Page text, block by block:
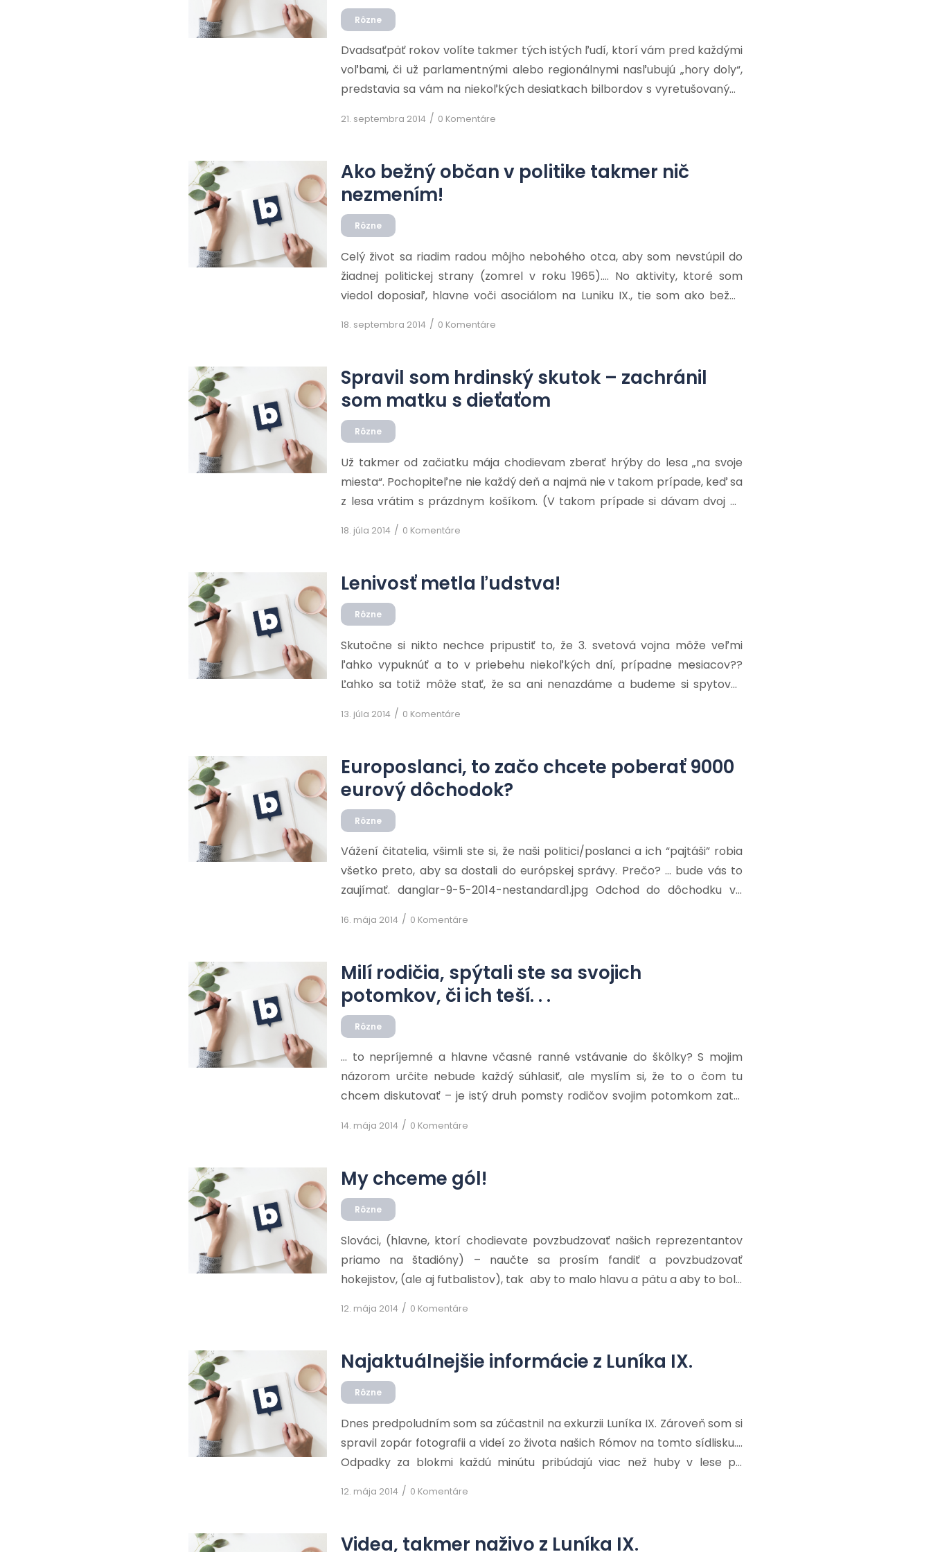
Rôzne
Dvadsaťpäť rokov volíte takmer tých istých ľudí, ktorí vám pred každými
voľbami, či už parlamentnými alebo regionálnymi nasľubujú „hory doly“,
predstavia sa vám na niekoľkých desiatkach bilbordov s vyretušovanými
fotografiami, len aby na vás spravili čo najlepší dojem. (A netreba
zabúdať ani nato, že na tie svoje reklamy vynakladajú nie malé finančné
21. septembra 2014 / 0 Komentáre
Rôzne
Ako bežný občan v politike takmer nič
nezmením!
Celý život sa riadim radou môjho nebohého otca, aby som nevstúpil do
žiadnej politickej strany (zomrel v roku 1965)…. No aktivity, ktoré som
viedol doposiaľ, hlavne voči asociálom na Luniku IX., tie som ako bežný
občan nemal možnosť presadiť do úspešného konca. Preto som sa
rozhodol kandidovať na starostu sídliska KVP za stranu 7 Statočných […]
18. septembra 2014 / 0 Komentáre
Rôzne
Spravil som hrdinský skutok – zachránil
som matku s dieťaťom
Už takmer od začiatku mája chodievam zberať hrýby do lesa „na svoje
miesta“. Pochopiteľne nie každý deň a najmä nie v takom prípade, keď sa
z lesa vrátim s prázdnym košíkom. (V takom prípade si dávam dvoj až
trojdňovú pauzu a radšej sa venujem mojim vnučkám). Začiatkom týždňa
som sa znovu vybral na tie „moje miesta“, ale takisto ako počas minulých
18. júla 2014 / 0 Komentáre
Rôzne
Lenivosť metla ľudstva!
Skutočne si nikto nechce pripustiť to, že 3. svetová vojna môže veľmi
ľahko vypuknúť a to v priebehu niekoľkých dní, prípadne mesiacov??
Ľahko sa totiž môže stať, že sa ani nenazdáme a budeme si spytovať
svedomie (samozrejme tí, ktorí prežijú), že sme svojim hlasným a
masovým protestom nespravili nič preto aby sme vyzvali tých, ktorí sú za
13. júla 2014 / 0 Komentáre
Rôzne
Europoslanci, to začo chcete poberať 9000
eurový dôchodok?
Vážení čitatelia, všimli ste si, že naši politici/poslanci a ich “pajtáši” robia
všetko preto, aby sa dostali do európskej správy. Prečo? … bude vás to
zaujímať. danglar-9-5-2014-nestandard1.jpg Odchod do dôchodku vo
veku 50 rokov s 9000 eur mesačne pre úradníkov EÚ bol schválený! Už v
tomto roku 340 zamestnancov odišli do predčasného dôchodku vo veku
16. mája 2014 / 0 Komentáre
Rôzne
Milí rodičia, spýtali ste sa svojich
potomkov, či ich teší. . .
… to nepríjemné a hlavne včasné ranné vstávanie do škôlky? S mojim
názorom určite nebude každý súhlasiť, ale myslím si, že to o čom tu
chcem diskutovať – je istý druh pomsty rodičov svojim potomkom zato,
že v čase, keď boli oni malí, tak ich rodičia s nimi takisto zaobchádzali.
Viem, že v niektorých rodinách […]
14. mája 2014 / 0 Komentáre
Rôzne
My chceme gól!
Slováci, (hlavne, ktorí chodievate povzbudzovať našich reprezentantov
priamo na štadióny) – naučte sa prosím fandiť a povzbudzovať
hokejistov, (ale aj futbalistov), tak aby to malo hlavu a pätu a aby to bolo
pre hráčov naozaj povzbudivé. Pokiaľ sa budete správať aj naďalej tak,
ako doposiaľ a budete pokrikovať: MY CHCEME GÓL! – V takom prípade
12. mája 2014 / 0 Komentáre
Rôzne
Najaktuálnejšie informácie z Luníka IX.
Dnes predpoludním som sa zúčastnil na exkurzii Luníka IX. Zároveň som si
spravil zopár fotografii a videí zo života našich Rómov na tomto sídlisku….
Odpadky za blokmi každú minútu pribúdajú viac než huby v lese po
kvalitnom daždi. :-(( Odpadkov za blokmi je tam už na tony, a takmer
každú chvíľu tam máte možnosť presvedčiť […]
12. mája 2014 / 0 Komentáre
Videa, takmer naživo z Luníka IX.